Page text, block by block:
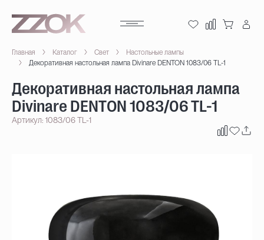
Главная Каталог Свет
Настольные лампы
Декоративная настольная лампа Divinare DENTON 1083/06 TL-1
Декоративная настольная лампа
Divinare DENTON 1083/06 TL-1
Артикул: 1083/06 TL-1